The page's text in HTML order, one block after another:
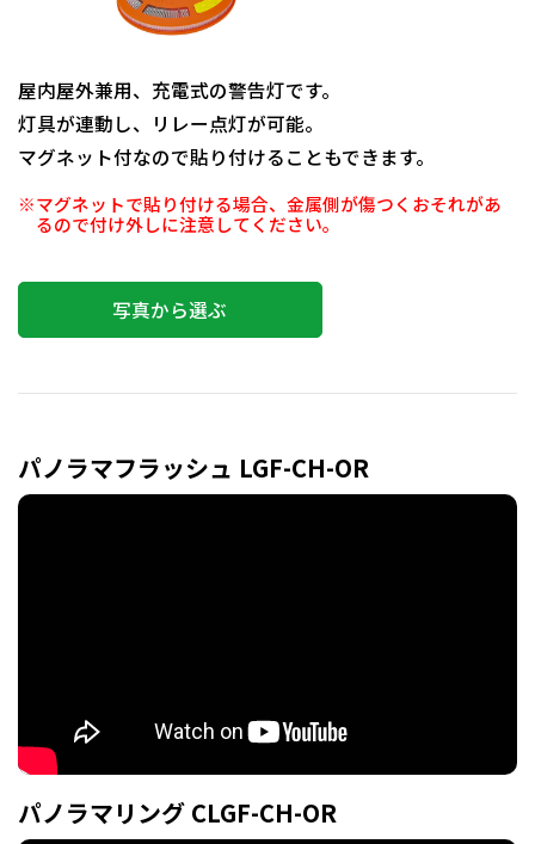
屋内屋外兼用、充電式の警告灯です。
灯具が連動し、リレー点灯が可能。
マグネット付なので貼り付けることもできます。
※マグネットで貼り付ける場合、金属側が傷つくおそれがあ
るので付け外しに注意してください。
写真から選ぶ
パノラマフラッシュ LGF-CH-OR
パノラマリング CLGF-CH-OR